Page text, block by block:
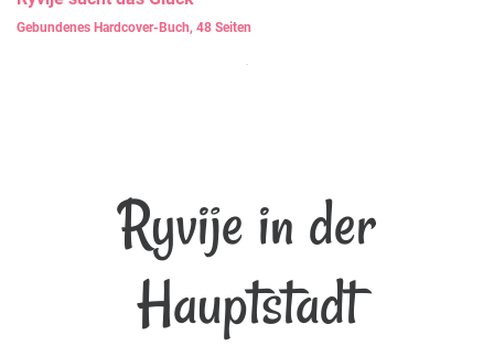
Gebundenes Hardcover-Buch, 48 Seiten
Ryvije in der
Hauptstadt